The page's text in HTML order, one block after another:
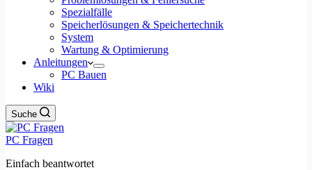
Spezialfälle
Speicherlösungen & Speichertechnik
System
Wartung & Optimierung
Anleitungen
PC Bauen
Wiki
Suche
PC Fragen
Einfach beantwortet